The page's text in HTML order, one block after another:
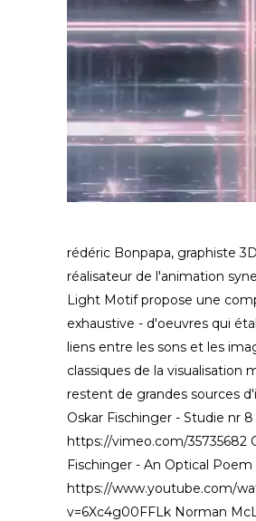
rédéric Bonpapa, graphiste
réalisateur de l'animation
Light Motif propose une
exhaustive - d'oeuvres qui
liens entre les sons et les
classiques de la visualisation
restent de grandes sources
Oskar Fischinger - Studie nr 8
https://vimeo.com/35735682
Fischinger - An Optical Poem
https://www.youtube.com/
v=6Xc4g00FFLk Norman